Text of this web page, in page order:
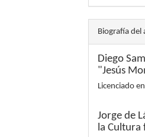
Biografía del
Diego
"Jesús
Licenciado
Jorge de
la Cultura